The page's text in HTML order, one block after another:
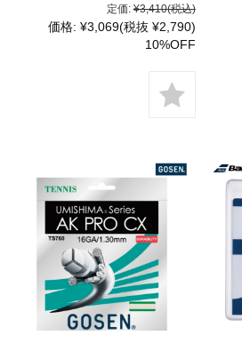
定価: ¥3,410(税込)
価格: ¥3,069(税抜 ¥2,790)
10%OFF